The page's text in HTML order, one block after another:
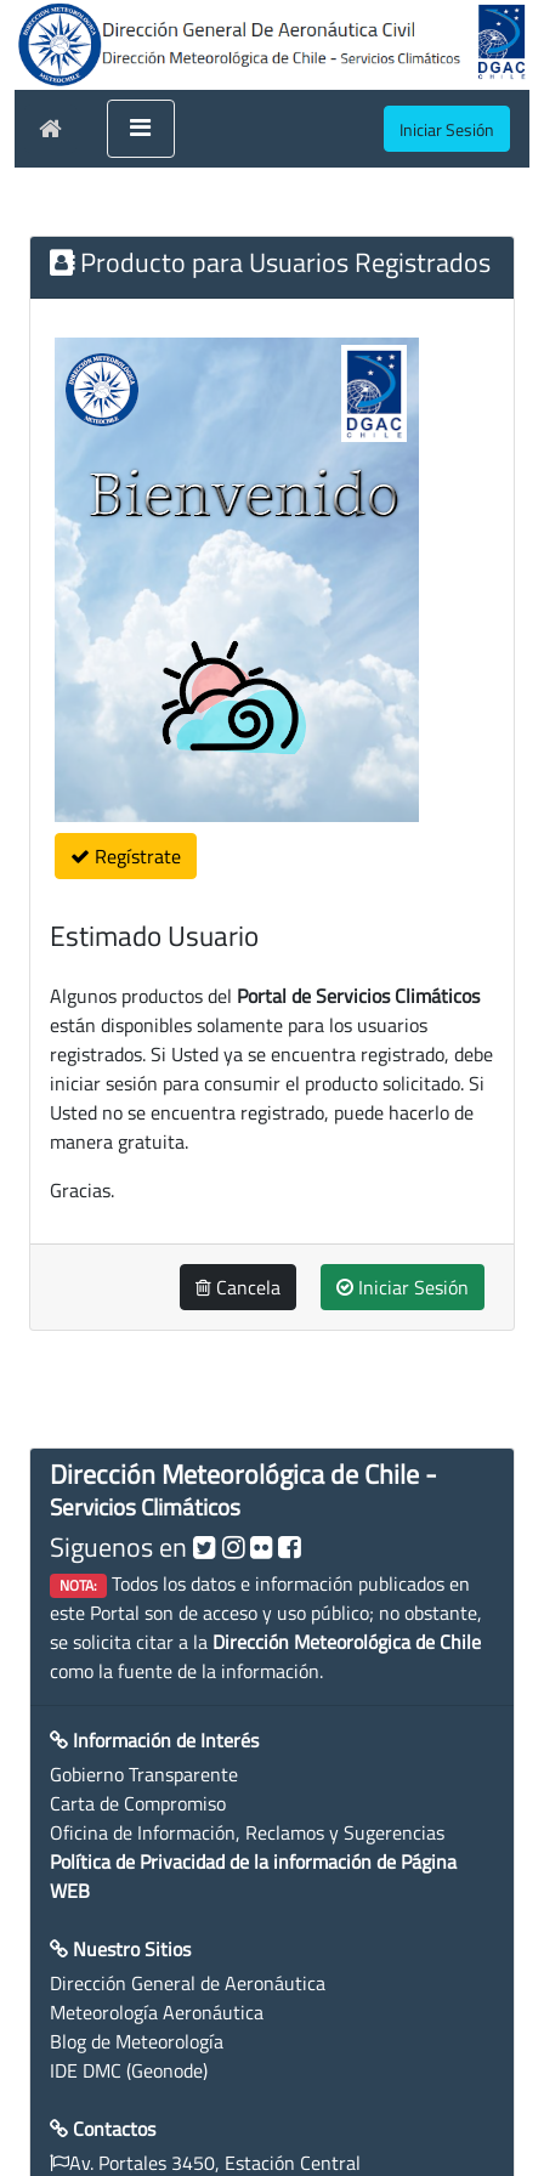
Iniciar Sesión
Producto para Usuarios Registrados
Regístrate
Estimado Usuario
Algunos productos del Portal de Servicios Climáticos
están disponibles solamente para los usuarios
registrados. Si Usted ya se encuentra registrado, debe
iniciar sesión para consumir el producto solicitado. Si
Usted no se encuentra registrado, puede hacerlo de
manera gratuita.
Gracias.
Cancela Iniciar Sesión
Dirección Meteorológica de Chile -
Servicios Climáticos
Siguenos en
NOTA: Todos los datos e información publicados en
este Portal son de acceso y uso público; no obstante,
se solicita citar a la Dirección Meteorológica de Chile
como la fuente de la información.
Información de Interés
Gobierno Transparente
Carta de Compromiso
Oficina de Información, Reclamos y Sugerencias
Política de Privacidad de la información de Página
WEB
Nuestro Sitios
Dirección General de Aeronáutica
Meteorología Aeronáutica
Blog de Meteorología
IDE DMC (Geonode)
Contactos
Av. Portales 3450, Estación Central